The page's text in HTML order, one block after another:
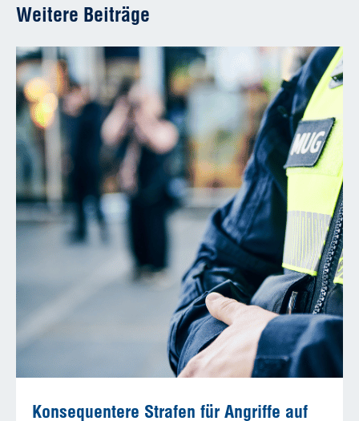
Weitere Beiträge
Konsequentere Strafen für Angriffe auf